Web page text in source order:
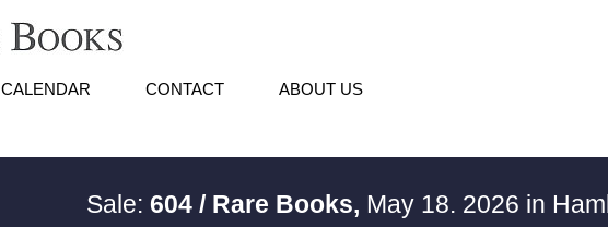
CALENDAR CONTACT ABOUT US
Sale: 604 / Rare Books, May 18. 2026 in